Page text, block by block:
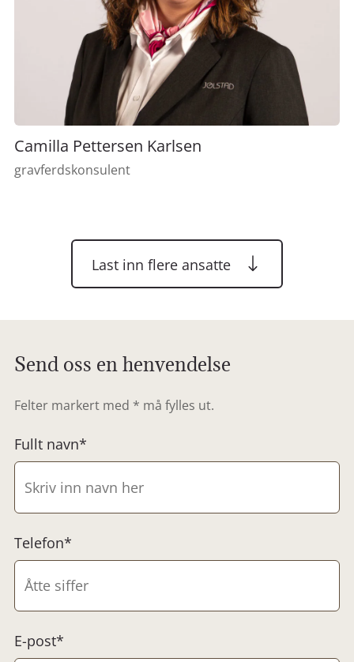
Camilla Pettersen Karlsen
gravferdskonsulent
Last inn flere ansatte
Send oss en henvendelse
Felter markert med * må fylles ut.
Fullt navn*
Telefon*
E-post*